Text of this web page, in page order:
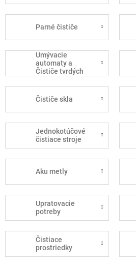
Parné čističe
Umývacie
automaty a
Čističe tvrdých
Čističe skla
Jednokotúčové
čistiace stroje
Aku metly
Upratovacie
potreby
Čistiace
prostriedky